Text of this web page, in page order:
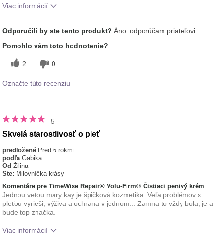
Viac informácií
používaním tohto prípravku?
pocit na pokožke
Odporučili by ste tento produkt? Áno, odporúčam priateľovi
Pomohlo vám toto hodnotenie?
2 0
Označte túto recenziu
5
Skvelá starostlivosť o pleť
predložené Pred 6 rokmi
podľa Gabika
Od Žilina
Ste: Milovníčka krásy
Komentáre pre TimeWise Repair® Volu-Firm® Čistiaci penivý krém
Jednou vetou mary kay je špičková kozmetika. Veľa problémov s
pleťou vyrieši, výživa a ochrana v jednom... Zamna to vždy bola, je a
bude top značka.
Viac informácií